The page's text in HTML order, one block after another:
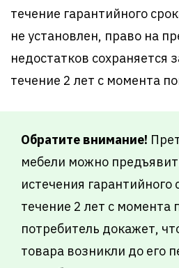
течение гарантийного
не установлен, право на
недостатков сохраняется
течение 2 лет с момента
Обратите внимание!
мебели можно
истечения гарантийного
течение 2 лет с момента
потребитель докажет,
товара возникли до его